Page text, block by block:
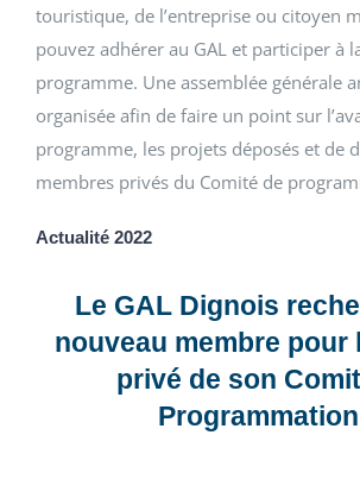
touristique, de l’entreprise ou citoyen
pouvez adhérer au GAL et participer à
programme. Une assemblée générale
organisée afin de faire un point sur
programme, les projets déposés et de
membres privés du Comité de
Actualité 2022
Le GAL Dignois
nouveau membre pour
privé de son